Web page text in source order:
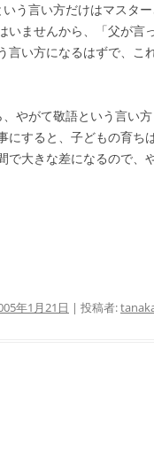
う言い方だけはマスタ
ませんから、「父が言
言い方になるはずで、こ
やがて敬語という言い
にすると、子どもの育ち
で大きな差になるので、
年1月21日 | 投稿者: